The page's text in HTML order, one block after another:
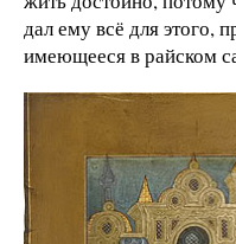
дал ему всё для этого,
имеющееся в райском